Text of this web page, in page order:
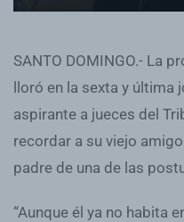
SANTO DOMINGO.- La
lloró en la sexta y última
aspirante a jueces del
recordar a su viejo
padre de una de las
“Aunque él ya no habita